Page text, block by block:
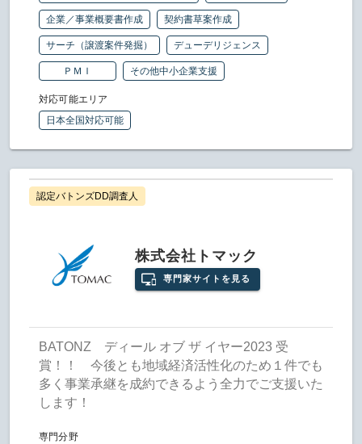
企業／事業概要書作成 契約書草案作成
サーチ（譲渡案件発掘） デューデリジェンス
ＰＭＩ その他中小企業支援
対応可能エリア
日本全国対応可能
認定バトンズDD調査人
株式会社トマック
専門家サイトを見る
BATONZ ディール オブ ザ イヤー2023 受
賞！！ 今後とも地域経済活性化のため１件でも
多く事業承継を成約できるよう全力でご支援いた
します！
専門分野